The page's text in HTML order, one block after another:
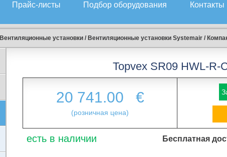
Прайс-листы Подбор оборудования Контакты
Вентиляционные установки / Вентиляционные установки Systemair /
Topvex SR09 HWL-R-
20 741.00 €
(розничная цена)
есть в наличии Бесплатная